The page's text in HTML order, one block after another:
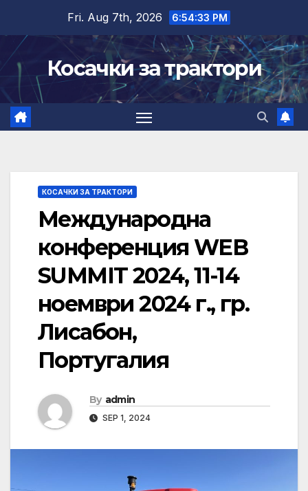
content
Fri. Aug 7th, 2026 6:54:34 PM
Косачки за трактори
КОСАЧКИ ЗА ТРАКТОРИ
Международна
конференция WEB
SUMMIT 2024, 11-14
ноември 2024 г., гр.
Лисабон,
Португалия
By admin
SEP 1, 2024